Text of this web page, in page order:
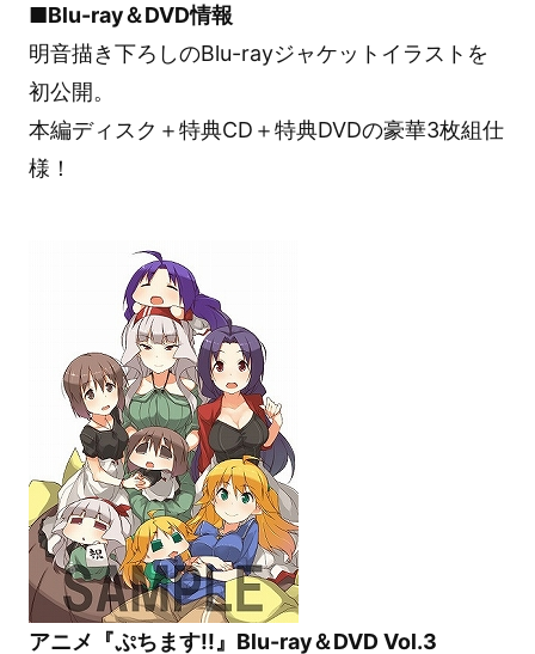
■Blu-ray＆DVD情報
明音描き下ろしのBlu-rayジャケットイラストを
初公開。
本編ディスク＋特典CD＋特典DVDの豪華3枚組仕
様！
アニメ『ぷちます!!』Blu-ray＆DVD Vol.3